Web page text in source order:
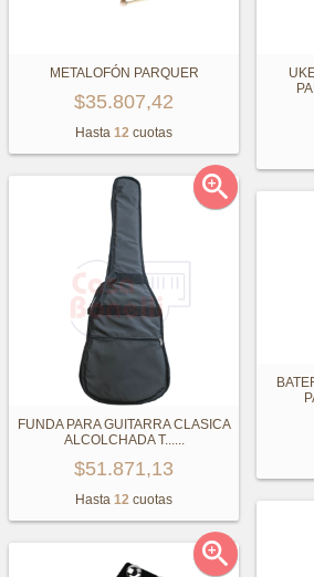
METALOFÓN PARQUER
$35.807,42
Hasta 12 cuotas

FUNDA PARA GUITARRA CLASICA
ALCOLCHADA T......
$51.871,13
Hasta 12 cuotas
